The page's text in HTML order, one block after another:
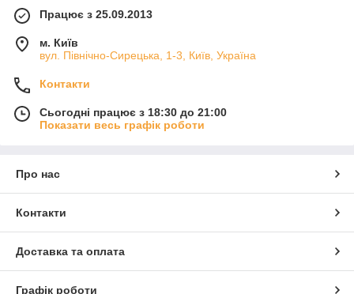
Працює з 25.09.2013
м. Київ
вул. Північно-Сирецька, 1-3, Київ, Україна
Контакти
Сьогодні працює з 18:30 до 21:00
Показати весь графік роботи
Про нас
Контакти
Доставка та оплата
Графік роботи